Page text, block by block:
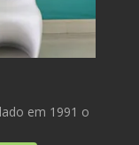
em 1991 o